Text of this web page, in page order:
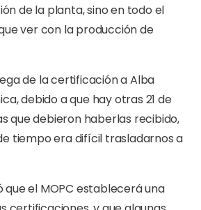
de la planta, sino en todo el
ver con la producción de
de la certificación a Alba
debido a que hay otras 21 de
que debieron haberlas recibido,
tiempo era difícil trasladarnos a
el MOPC establecerá una